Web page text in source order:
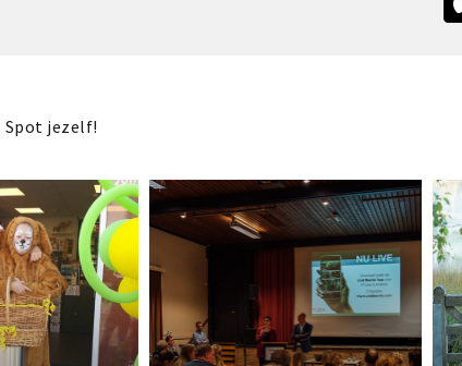
Spot jezelf!